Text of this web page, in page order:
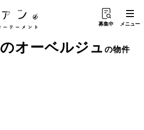
募集中 メニュー
のオーベルジュの物件